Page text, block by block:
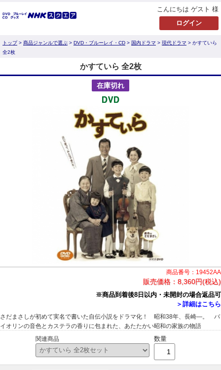
こんにちは ゲスト 様
トップ> 商品ジャンルで選ぶ > DVD・ブルーレイ・CD > 国内ドラマ > 現代ドラマ > かすていら
全2枚
かすていら 全2枚
在庫切れ
商品番号：19452AA
販売価格： 8,360円(税込)
※商品到着後8日以内・未開封の場合返品可
＞詳細はこちら
さだまさしが初めて実名で書いた自伝小説をドラマ化！ 昭和38年、長崎―。 バ
イオリンの音色とカステラの香りに包まれた、あたたかい昭和の家族の物語
関連商品
数量